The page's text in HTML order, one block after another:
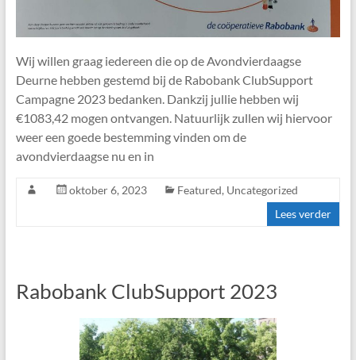
Wij willen graag iedereen die op de Avondvierdaagse
Deurne hebben gestemd bij de Rabobank ClubSupport
Campagne 2023 bedanken. Dankzij jullie hebben wij
€1083,42 mogen ontvangen. Natuurlijk zullen wij hiervoor
weer een goede bestemming vinden om de
avondvierdaagse nu en in
oktober 6, 2023 Featured, Uncategorized
Lees verder
Rabobank ClubSupport 2023